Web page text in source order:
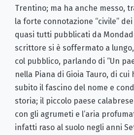
Trentino; ma ha anche messo,
la forte connotazione “civile”
quasi tutti pubblicati da
scrittore si è soffermato a
col pubblico, parlando di “Un
nella Piana di Gioia Tauro, di
subito il fascino del nome e
storia; il piccolo paese
con gli agrumeti e l’aria
infatti raso al suolo negli anni